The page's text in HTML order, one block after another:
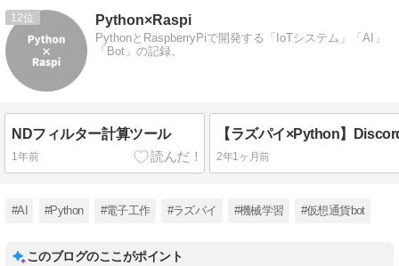
12 Python×Raspi
PythonとRaspberryPiで開発する「IoTシステム」「AI」
「Bot」の記録。
NDフィルター計算ツール
1年前 2年1ヶ月前
#AI #Python #電子工作 #ラズパイ #機械学習 #仮想通貨bot
このブログのここがポイント